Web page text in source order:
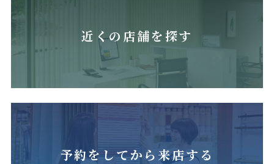
近くの店舗を探す
予約をしてから来店する